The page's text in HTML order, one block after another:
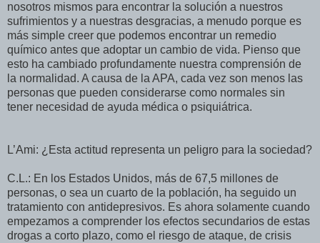
nosotros mismos para encontrar la solución a nuestros
sufrimientos y a nuestras desgracias, a menudo porque es
más simple creer que podemos encontrar un remedio
químico antes que adoptar un cambio de vida. Pienso que
esto ha cambiado profundamente nuestra comprensión de
la normalidad. A causa de la APA, cada vez son menos las
personas que pueden considerarse como normales sin
tener necesidad de ayuda médica o psiquiátrica.
L’Ami: ¿Esta actitud representa un peligro para la sociedad?
C.L.: En los Estados Unidos, más de 67,5 millones de
personas, o sea un cuarto de la población, ha seguido un
tratamiento con antidepresivos. Es ahora solamente cuando
empezamos a comprender los efectos secundarios de estas
drogas a corto plazo, como el riesgo de ataque, de crisis